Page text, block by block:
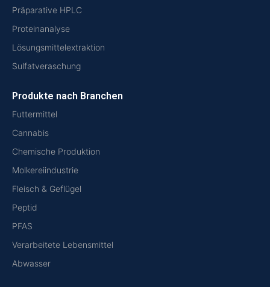
Präparative HPLC
Proteinanalyse
Lösungsmittelextraktion
Sulfatveraschung
Produkte nach Branchen
Futtermittel
Cannabis
Chemische Produktion
Molkereiindustrie
Fleisch & Geflügel
Peptid
PFAS
Verarbeitete Lebensmittel
Abwasser